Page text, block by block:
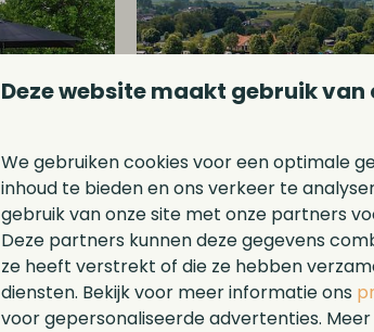
Zomervakantie
Deze website maakt gebruik van
We gebruiken cookies voor een optimale
inhoud te bieden en ons verkeer te
gebruik van onze site met onze partners
Deze partners kunnen deze gegevens
ze heeft verstrekt of die ze hebben
diensten. Bekijk voor meer informatie ons
voor gepersonaliseerde advertenties.